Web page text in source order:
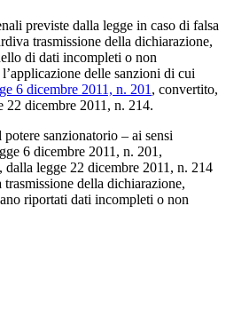
previste dalla legge in caso di falsa
trasmissione della dichiarazione,
di dati incompleti o non
delle sanzioni di cui
6 dicembre 2011, n. 201 , convertito,
dicembre 2011, n. 214.
sanzionatorio – ai sensi
6 dicembre 2011, n. 201,
legge 22 dicembre 2011, n. 214
della dichiarazione,
riportati dati incompleti o non